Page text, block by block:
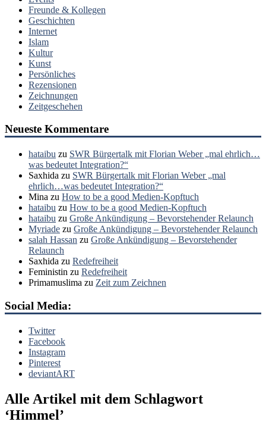
Freunde & Kollegen
Geschichten
Internet
Islam
Kultur
Kunst
Persönliches
Rezensionen
Zeichnungen
Zeitgeschehen
Neueste Kommentare
hataibu zu SWR Bürgertalk mit Florian Weber „mal ehrlich…
was bedeutet Integration?“
Saxhida zu SWR Bürgertalk mit Florian Weber „mal
ehrlich…was bedeutet Integration?“
Mina zu How to be a good Medien-Kopftuch
hataibu zu How to be a good Medien-Kopftuch
hataibu zu Große Ankündigung – Bevorstehender Relaunch
Myriade zu Große Ankündigung – Bevorstehender Relaunch
salah Hassan zu Große Ankündigung – Bevorstehender
Relaunch
Saxhida zu Redefreiheit
Feministin zu Redefreiheit
Primamuslima zu Zeit zum Zeichnen
Social Media:
Twitter
Facebook
Instagram
Pinterest
deviantART
Alle Artikel mit dem Schlagwort
‘Himmel’